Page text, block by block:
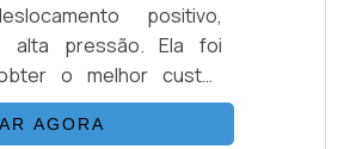
positivo,
alta pressão. Ela foi
o melhor custo-
e baixa pulsação, a
com matérias de
AGORA